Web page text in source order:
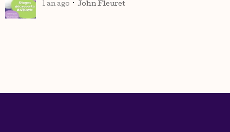
1 an ago John Fleuret